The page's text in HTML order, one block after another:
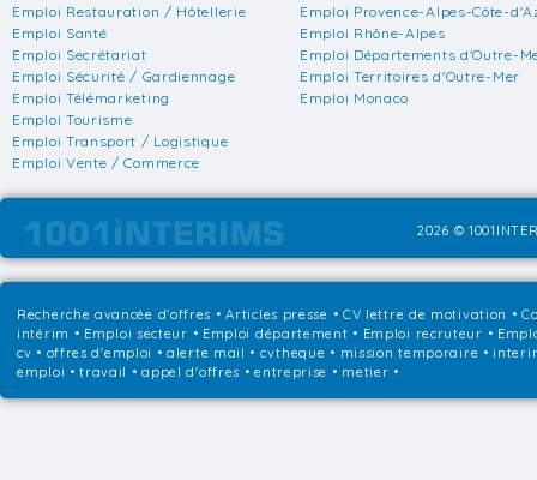
Emploi Restauration / Hôtellerie
Emploi Santé
Emploi Secrétariat
Emploi Sécurité / Gardiennage
Emploi Télémarketing
Emploi Tourisme
Emploi Transport / Logistique
Emploi Vente / Commerce
Emploi Provence-Alpes-Côte-
Emploi Rhône-Alpes
Emploi Départements d'Outre-
Emploi Territoires d'Outre-Mer
Emploi Monaco
2026 ©
Recherche avancée d'offres •Articles presse • CV lettre de motivation •
intérim • Emploi secteur • Emploi département • Emploi recruteur •
cv • offres d'emploi • alerte mail • cvtheque • mission temporaire •
emploi • travail • appel d'offres • entreprise • metier •